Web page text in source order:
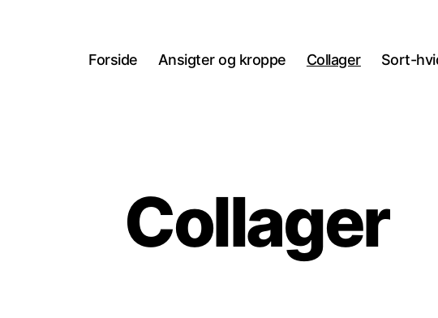
Forside Ansigter og kroppe Collager Sort-
Collager